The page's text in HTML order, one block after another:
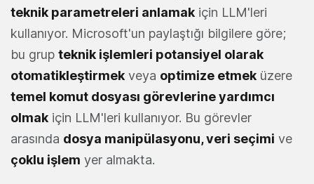
teknik parametreleri anlamak için LLM'leri
kullanıyor. Microsoft'un paylaştığı bilgilere göre;
bu grup teknik işlemleri potansiyel olarak
otomatikleştirmek veya optimize etmek üzere
temel komut dosyası görevlerine yardımcı
olmak için LLM'leri kullanıyor. Bu görevler
arasında dosya manipülasyonu, veri seçimi ve
çoklu işlem yer almakta.